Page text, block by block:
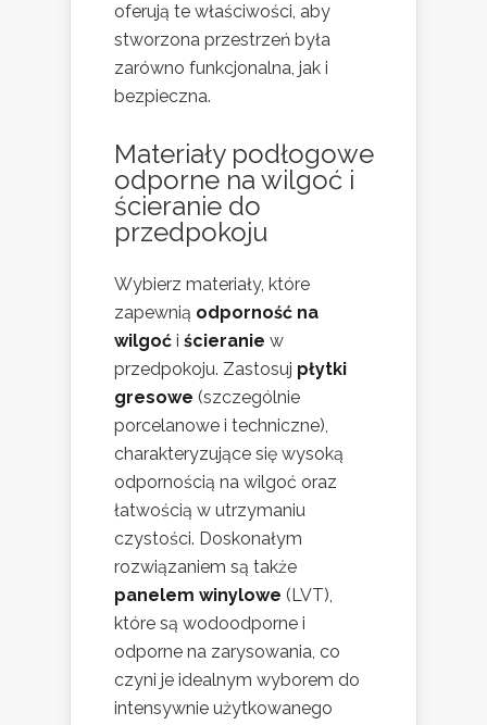
oferują te właściwości, aby
stworzona przestrzeń była
zarówno funkcjonalna, jak i
bezpieczna.
Materiały podłogowe
odporne na wilgoć i
ścieranie do
przedpokoju
Wybierz materiały, które
zapewnią odporność na
wilgoć i ścieranie w
przedpokoju. Zastosuj płytki
gresowe (szczególnie
porcelanowe i techniczne),
charakteryzujące się wysoką
odpornością na wilgoć oraz
łatwością w utrzymaniu
czystości. Doskonałym
rozwiązaniem są także
panelem winylowe (LVT),
które są wodoodporne i
odporne na zarysowania, co
czyni je idealnym wyborem do
intensywnie użytkowanego